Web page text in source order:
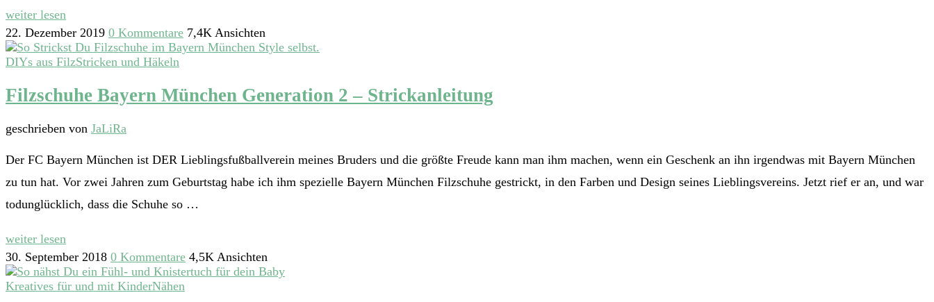
weiter lesen
22. Dezember 2019 0 Kommentare 7,4K Ansichten
DIYs aus FilzStricken und Häkeln
Filzschuhe Bayern München Generation 2 – Strickanleitung
geschrieben von JaLiRa
Der FC Bayern München ist DER Lieblingsfußballverein meines Bruders und die größte Freude kann man ihm machen, wenn ein Geschenk an ihn irgendwas mit Bayern München
zu tun hat. Vor zwei Jahren zum Geburtstag habe ich ihm spezielle Bayern München Filzschuhe gestrickt, in den Farben und Design seines Lieblingsvereins. Jetzt rief er an, und war
todunglücklich, dass die Schuhe so …
weiter lesen
30. September 2018 0 Kommentare 4,5K Ansichten
Kreatives für und mit KinderNähen